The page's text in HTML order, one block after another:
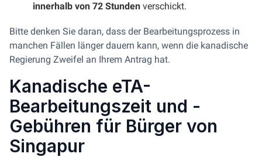
innerhalb von 72 Stunden verschickt.
Bitte denken Sie daran, dass der Bearbeitungsprozess in
manchen Fällen länger dauern kann, wenn die kanadische
Regierung Zweifel an Ihrem Antrag hat.
Kanadische eTA-
Bearbeitungszeit und -
Gebühren für Bürger von
Singapur